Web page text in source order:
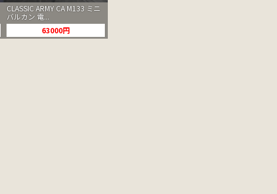
CLASSIC ARMY CA M133 ミニ
バルカン 電...
63000円